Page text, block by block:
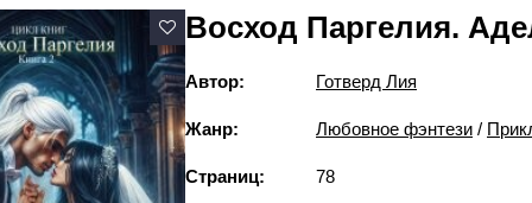
Восход Паргелия.
Автор: Готверд Лия
Жанр: Любовное фэнтези /
Страниц: 78